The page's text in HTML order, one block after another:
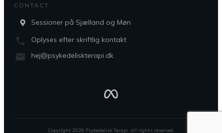
CONTACT
Sessioner på Sjælland og Møn
Oplyses efter skriftlig kontakt
hej@psykedeliskterapi.dk
Copyright 2026 Psykedelisk Terapi, all rights reserved.